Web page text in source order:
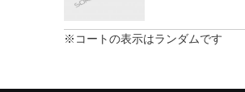
※コートの表示はランダムです